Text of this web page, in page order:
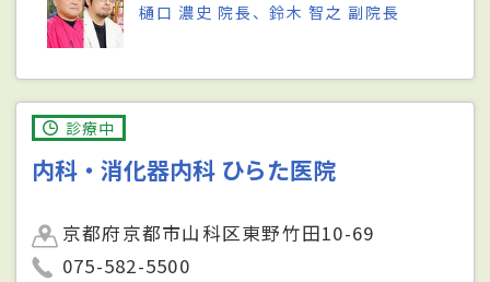
樋口 濃史 院長、鈴木 智之 副院長
診療中
内科・消化器内科 ひらた医院
京都府京都市山科区東野竹田10-69
075-582-5500